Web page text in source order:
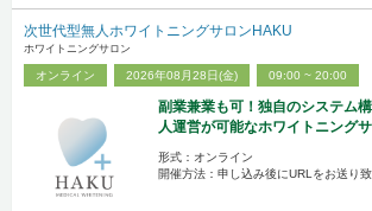
次世代型無人ホワイトニングサロンHAKU
ホワイトニングサロン
オンライン 2026年08月28日(金) 09:00 ~ 20:00
副業兼業も可！独自のシステム
人運営が可能なホワイトニング
形式：オンライン
開催方法：申し込み後にURLをお送り